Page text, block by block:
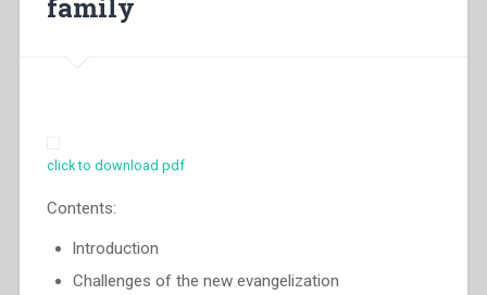
family
click to download pdf
Contents:
lntroduction
Challenges of the new evangelization